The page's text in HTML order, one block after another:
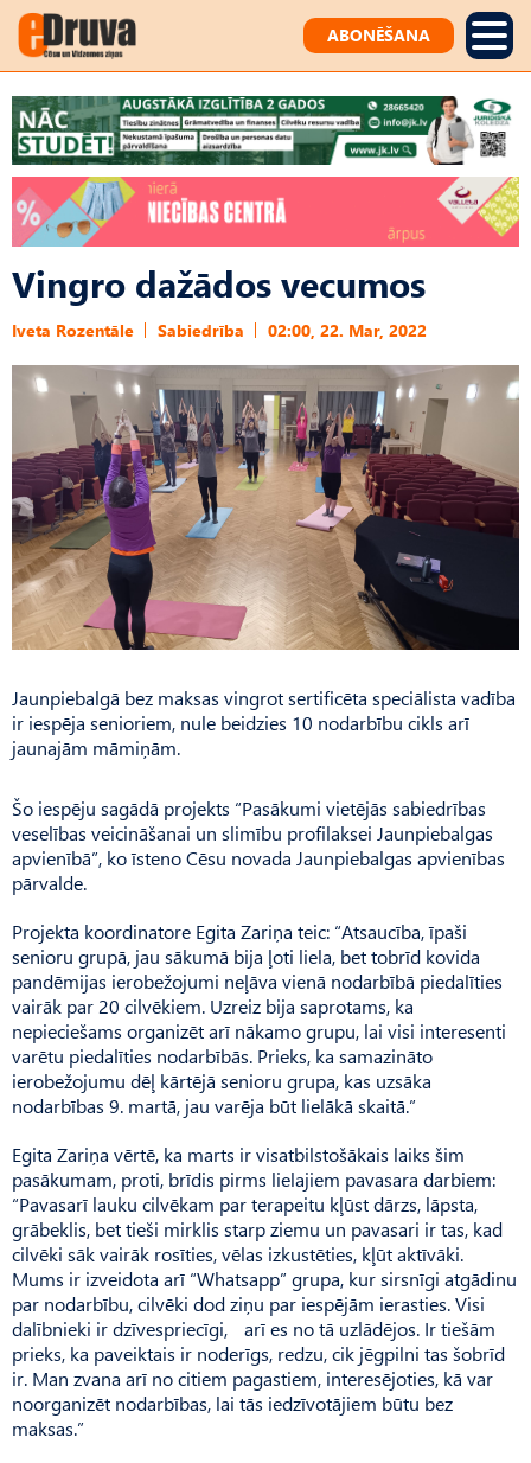
ABONĒŠANA
Vingro dažādos vecumos
Iveta Rozentāle Sabiedrība 02:00, 22. Mar, 2022
Jaunpiebalgā bez maksas vingrot sertificēta speciālista vadība
ir iespēja senioriem, nule beidzies 10 nodarbību cikls arī
jaunajām māmiņām.
Šo iespēju sagādā projekts “Pasākumi vietējās sabiedrības
veselības veicināšanai un slimību profilaksei Jaunpiebalgas
apvienībā”, ko īsteno Cēsu novada Jaunpiebalgas apvienības
pārvalde.
Projekta koordinatore Egita Zariņa teic: “Atsaucība, īpaši
senioru grupā, jau sākumā bija ļoti liela, bet tobrīd kovida
pandēmijas ierobežojumi neļāva vienā nodarbībā piedalīties
vairāk par 20 cilvēkiem. Uzreiz bija saprotams, ka
nepieciešams organizēt arī nākamo grupu, lai visi interesenti
varētu piedalīties nodarbībās. Prieks, ka samazināto
ierobežojumu dēļ kārtējā senioru grupa, kas uzsāka
nodarbības 9. martā, jau varēja būt lielākā skaitā.”
Egita Zariņa vērtē, ka marts ir visatbilstošākais laiks šim
pasākumam, proti, brīdis pirms lielajiem pavasara darbiem:
“Pavasarī lauku cilvēkam par terapeitu kļūst dārzs, lāpsta,
grābeklis, bet tieši mirklis starp ziemu un pavasari ir tas, kad
cilvēki sāk vairāk rosīties, vēlas izkustēties, kļūt aktīvāki.
Mums ir izveidota arī “Whatsapp” grupa, kur sirsnīgi atgādinu
par nodarbību, cilvēki dod ziņu par iespējām ierasties. Visi
dalībnieki ir dzīvespriecīgi, arī es no tā uzlādējos. Ir tiešām
prieks, ka paveiktais ir noderīgs, redzu, cik jēgpilni tas šobrīd
ir. Man zvana arī no citiem pagastiem, interesējoties, kā var
noorganizēt nodarbības, lai tās iedzīvotājiem būtu bez
maksas.”